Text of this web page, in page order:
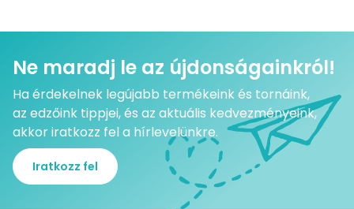
Ne maradj le az újdonságainkról!
Ha érdekelnek legújabb termékeink és tornáink,
az edzőink tippjei, és az aktuális kedvezményeink,
akkor iratkozz fel a hírlevelünkre.
Iratkozz fel